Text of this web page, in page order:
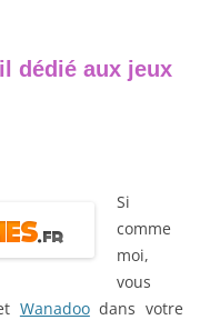
dédié aux jeux
Si
comme
moi,
vous
Wanadoodans votre